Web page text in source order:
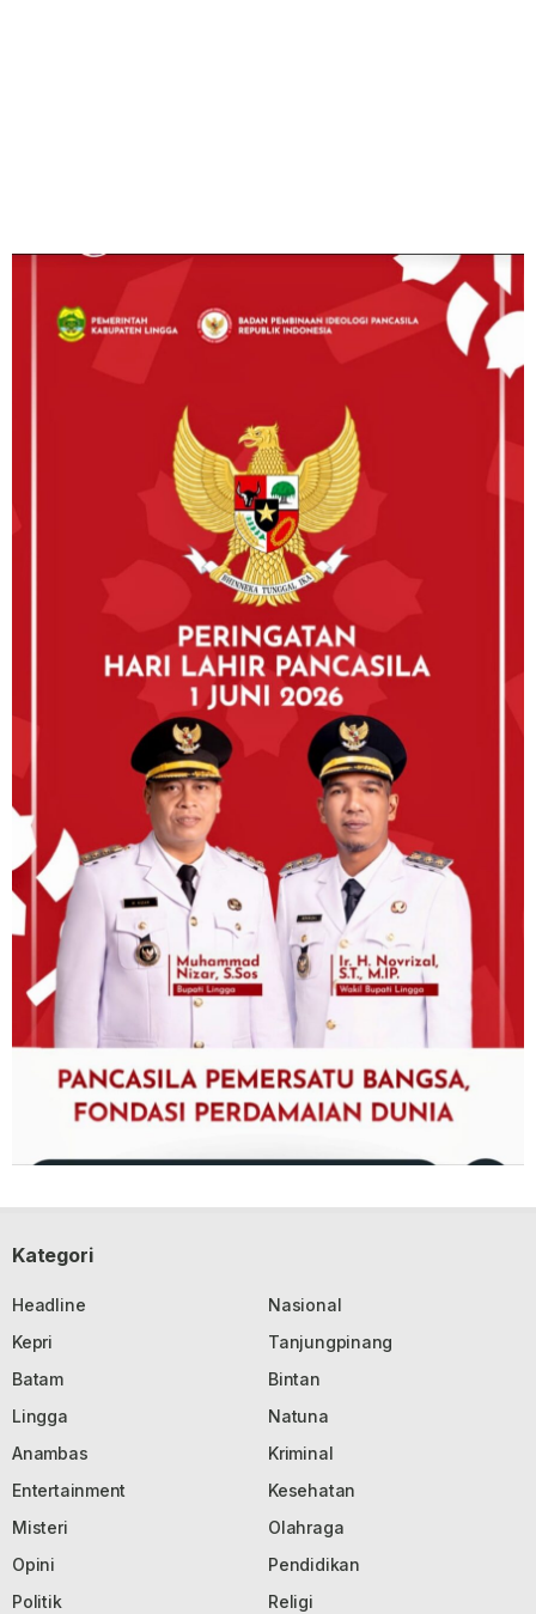
Kategori
Headline
Nasional
Kepri
Tanjungpinang
Batam
Bintan
Lingga
Natuna
Anambas
Kriminal
Entertainment
Kesehatan
Misteri
Olahraga
Opini
Pendidikan
Politik
Religi